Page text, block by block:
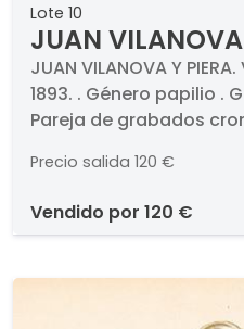
Lote 10
JUAN
Género papilio Género Vanesa.
1876
JUAN VILANOVA Y
1893. . Género papilio .
Pareja de grabados
plancha cada uno. Con
la obra "Historia
1876.
Precio salida 120 €
vendido por 120 €